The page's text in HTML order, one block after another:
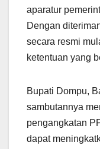
aparatur
Dengan
secara resmi
ketentuan yang
Bupati Dompu,
sambutannya
pengangkatan
dapat